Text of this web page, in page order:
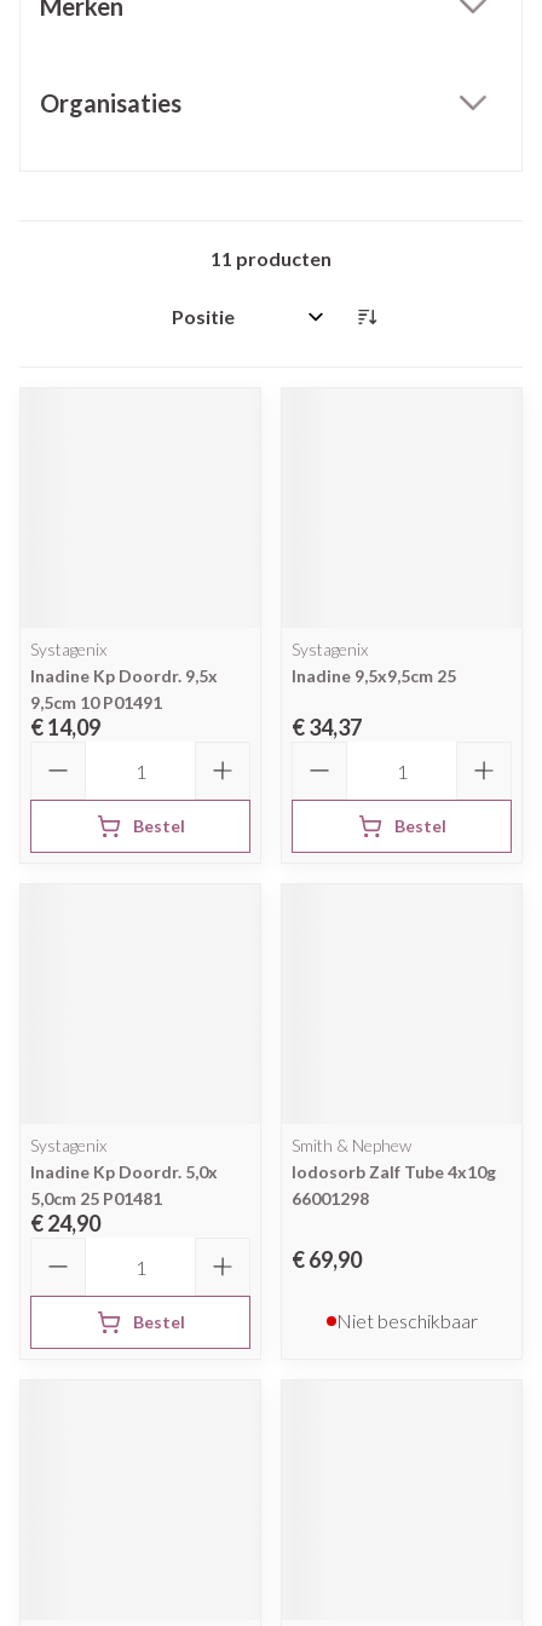
Merken
Organisaties
11 producten
Sorteer op:
Systagenix
Inadine Kp Doordr. 9,5x
9,5cm 10 P01491
€ 14,09
Bestel
Systagenix
Inadine 9,5x9,5cm 25
€ 34,37
Bestel
Systagenix
Inadine Kp Doordr. 5,0x
5,0cm 25 P01481
€ 24,90
Bestel
Smith & Nephew
Iodosorb Zalf Tube 4x10g
66001298
€ 69,90
Niet beschikbaar